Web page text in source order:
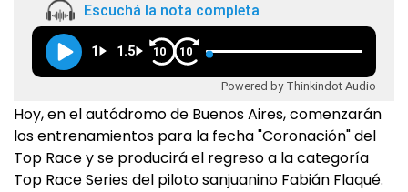
Escuchá la nota completa
1 1.5 10 10
Powered by Thinkindot Audio
Hoy, en el autódromo de Buenos Aires, comenzarán
los entrenamientos para la fecha "Coronación" del
Top Race y se producirá el regreso a la categoría
Top Race Series del piloto sanjuanino Fabián Flaqué.